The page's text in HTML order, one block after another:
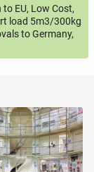
EU, Low Cost,
load 5m3/300kg
to Germany,